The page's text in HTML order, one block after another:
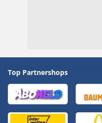
Top Partnershops